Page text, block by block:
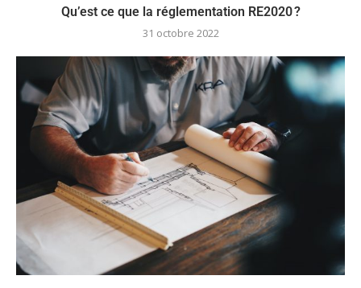
Qu’est ce que la réglementation RE2020 ?
31 octobre 2022